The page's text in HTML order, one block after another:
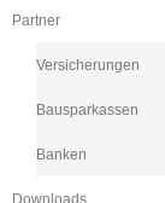
Partner
Versicherungen
Bausparkassen
Banken
Downloads